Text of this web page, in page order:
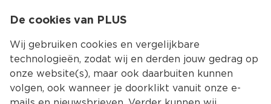
Kies jouw
Terug Producten
De cookies van PLUS
Wij gebruiken cookies en vergelijkbare
technologieën, zodat wij en derden jouw gedrag op
onze website(s), maar ook daarbuiten kunnen
volgen, ook wanneer je doorklikt vanuit onze e-